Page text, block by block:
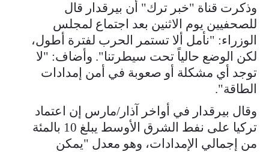
وذكرت قناة "خبر ترك" أن بيرقدار قال
للصحفيين يوم الاثنين بعد اجتماع لمجلس
الوزراء: "نأمل ألا تستمر الحرب لفترة أطول،
لكن الوضع حالياً تحت سيطرتنا". وأضاف: "لا
توجد أي مشكلة أو صعوبة في أمن إمدادات
الطاقة".
وقال بيرقدار في أواخر آذار/مارس إن اعتماد
تركيا على نفط الشرق الأوسط يبلغ 10 بالمئة
من إجمالي الإمدادات، وهو معدل "يمكن